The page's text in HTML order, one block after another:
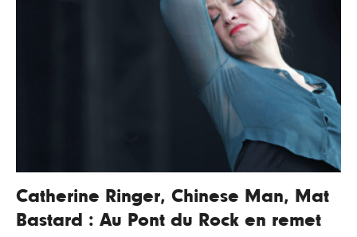
Catherine Ringer, Chinese Man, Mat
Bastard : Au Pont du Rock en remet